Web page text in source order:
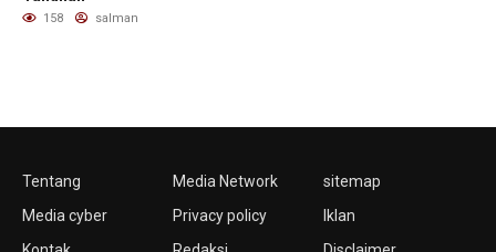
158 salman
Tentang
Media cyber
Media Network
Privacy policy
sitemap
Iklan